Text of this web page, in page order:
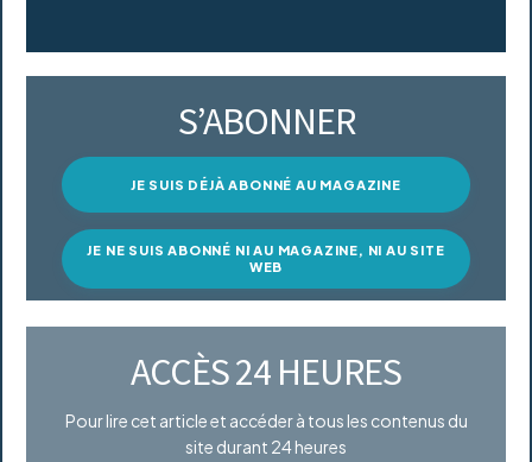
S’ABONNER
JE SUIS DÉJÀ ABONNÉ AU MAGAZINE
JE NE SUIS ABONNÉ NI AU MAGAZINE, NI AU SITE
WEB
ACCÈS 24 HEURES
Pour lire cet article et accéder à tous les contenus du
site durant 24 heures